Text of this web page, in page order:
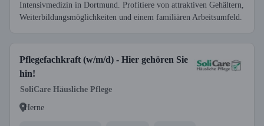
Intensivmedizin in Dortmund. Profitiere von attraktiven Gehältern,
Weiterbildungsmöglichkeiten und einem familiären Arbeitsumfeld.
Pflegefachkraft (w/m/d) - Hier gehören Sie
hin!
SoliCare Häusliche Pflege
Herne